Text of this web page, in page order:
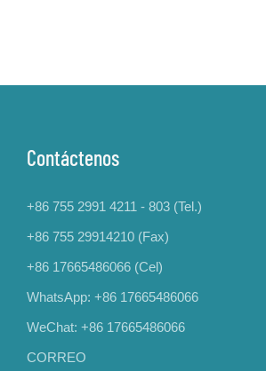
Contáctenos
+86 755 2991 4211 - 803 (Tel.)
+86 755 29914210 (Fax)
+86 17665486066 (Cel)
WhatsApp: +86 17665486066
WeChat: +86 17665486066
CORREO